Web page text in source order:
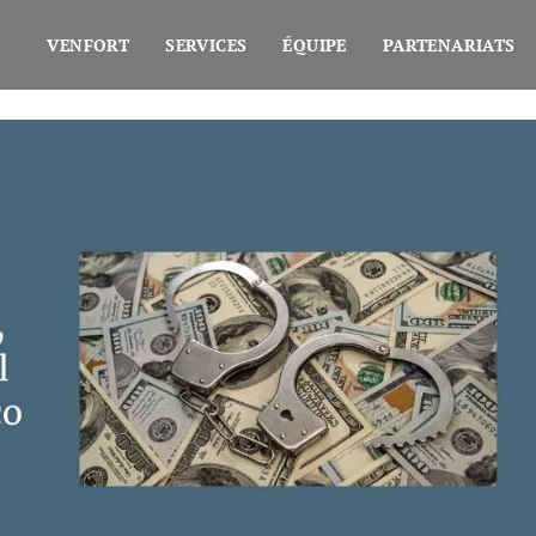
VENFORT SERVICES ÉQUIPE PARTENARIATS